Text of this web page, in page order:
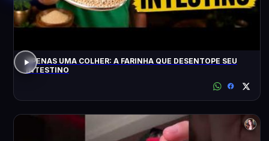
APENAS UMA COLHER: A FARINHA QUE DESENTOPE SEU
INTESTINO